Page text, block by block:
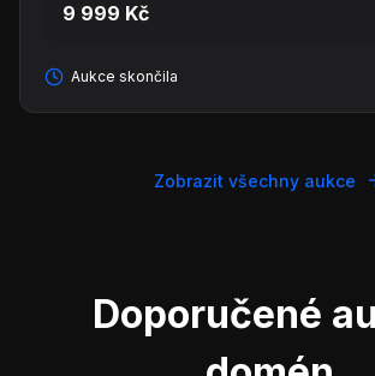
9 999 Kč
Aukce skončila
Zobrazit všechny aukce
Doporučené